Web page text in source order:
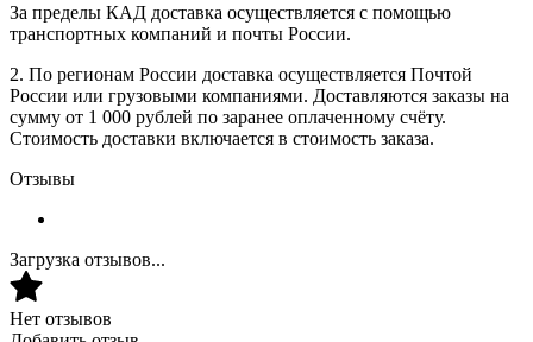
За пределы КАД доставка осуществляется с помощью
транспортных компаний и почты России.
2. По регионам России доставка осуществляется Почтой
России или грузовыми компаниями. Доставляются заказы на
сумму от 1 000 рублей по заранее оплаченному счёту.
Стоимость доставки включается в стоимость заказа.
Отзывы
Загрузка отзывов...
Нет отзывов